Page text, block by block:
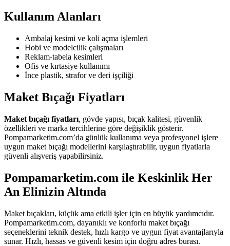
Kullanım Alanları
Ambalaj kesimi ve koli açma işlemleri
Hobi ve modelcilik çalışmaları
Reklam-tabela kesimleri
Ofis ve kırtasiye kullanımı
İnce plastik, strafor ve deri işçiliği
Maket Bıçağı Fiyatları
Maket bıçağı fiyatları, gövde yapısı, bıçak kalitesi, güvenlik
özellikleri ve marka tercihlerine göre değişiklik gösterir.
Pompamarketim.com’da günlük kullanıma veya profesyonel işlere
uygun maket bıçağı modellerini karşılaştırabilir, uygun fiyatlarla
güvenli alışveriş yapabilirsiniz.
Pompamarketim.com ile Keskinlik Her
An Elinizin Altında
Maket bıçakları, küçük ama etkili işler için en büyük yardımcıdır.
Pompamarketim.com, dayanıklı ve konforlu maket bıçağı
seçeneklerini teknik destek, hızlı kargo ve uygun fiyat avantajlarıyla
sunar. Hızlı, hassas ve güvenli kesim için doğru adres burası.